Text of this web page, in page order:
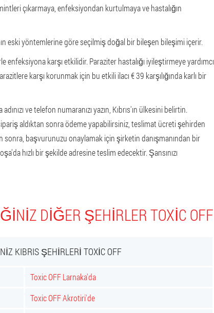
çıkarmaya, enfeksiyondan kurtulmaya ve hastalığın
eski yöntemlerine göre seçilmiş doğal bir bileşen bileşimi içerir.
karşı etkilidir. Paraziter hastalığı iyileştirmeye yardımcı
karşı korunmak için bu etkili ilacı € 39 karşılığında karlı bir
ve telefon numaranızı yazın, Kıbrıs'ın ülkesini belirtin.
aldıktan sonra ödeme yapabilirsiniz, teslimat ücreti şehirden
sonra, başvurunuzu onaylamak için şirketin danışmanından bir
hızlı bir şekilde adresine teslim edecektir. Şansınızı
DIĞER ŞEHIRLER TOXIC OFF
KIBRIS ŞEHIRLERI TOXIC OFF
Toxic OFF Larnaka'da
Toxic OFF Akrotiri'de